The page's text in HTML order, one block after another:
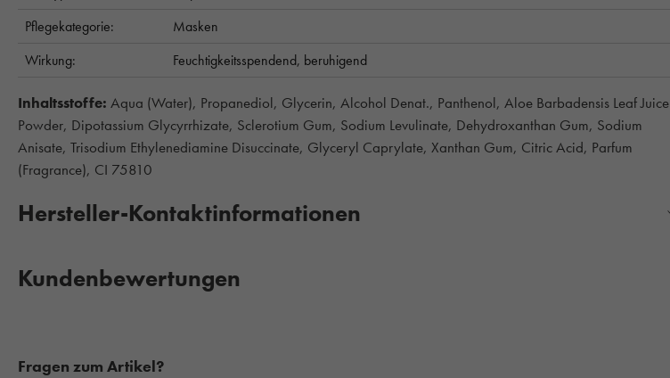
Pflegekategorie:
Masken
Wirkung:
Feuchtigkeitsspendend, beruhigend
Inhaltsstoffe: Aqua (Water), Propanediol, Glycerin, Alcohol Denat., Panthenol, Aloe Barbadensis Leaf Juice
Powder, Dipotassium Glycyrrhizate, Sclerotium Gum, Sodium Levulinate, Dehydroxanthan Gum, Sodium
Anisate, Trisodium Ethylenediamine Disuccinate, Glyceryl Caprylate, Xanthan Gum, Citric Acid, Parfum
(Fragrance), CI 75810
Hersteller-Kontaktinformationen
Kundenbewertungen
Fragen zum Artikel?